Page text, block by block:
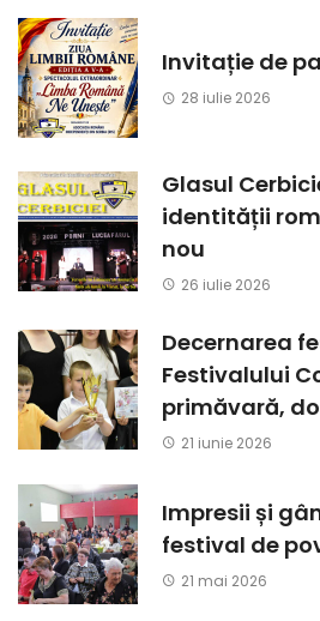
Invitație de
28 iulie 2026
Glasul
identității
nou
26 iulie 2026
Decernarea
Festivalului
primăvară,
21 iunie 2026
Impresii și
festival de
21 mai 2026